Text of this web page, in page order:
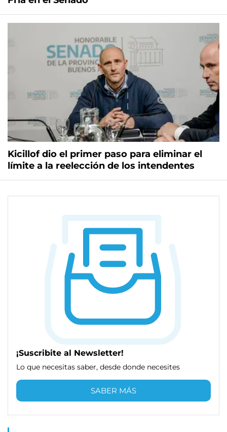
Kicillof dio el primer paso para eliminar el
límite a la reelección de los intendentes
¡Suscribite al Newsletter!
Lo que necesitas saber, desde donde necesites
SABER MÁS